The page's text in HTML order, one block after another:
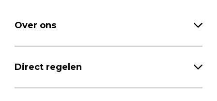
Over ons
Direct regelen